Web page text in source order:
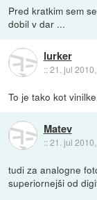
Pred kratkim sem
dobil v dar ...
lurker
::21. jul
To je tako kot
Matev
::21. jul
tudi za analogne
superiornejši od